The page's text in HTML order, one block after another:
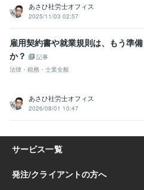
あさひ社労士オフィス
2025/11/03 02:57
雇用契約書や就業規則は、もう準
か？
記事
法律・税務・士業全般
あさひ社労士オフィス
2026/08/01 10:47